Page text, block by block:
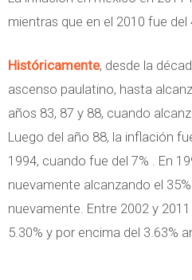
mientras que en el 2010 fue del
Históricamente, desde la
ascenso paulatino, hasta
años 83, 87 y 88, cuando
Luego del año 88, la inflación
1994, cuando fue del 7% . En
nuevamente alcanzando el
nuevamente. Entre 2002 y
5.30% y por encima del 3.63%